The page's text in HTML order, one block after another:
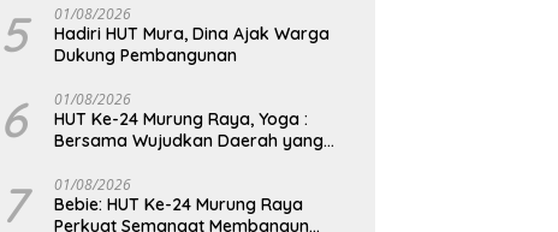
yang Lebih Besar
5 01/08/2026
Hadiri HUT Mura, Dina Ajak Warga
Dukung Pembangunan
6 01/08/2026
HUT Ke-24 Murung Raya, Yoga :
Bersama Wujudkan Daerah yang
7 01/08/2026
Bebie: HUT Ke-24 Murung Raya
Perkuat Semangat Membangun